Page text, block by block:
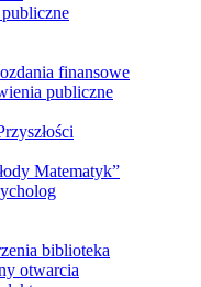
finansowe
publiczne
Matematyk”
biblioteka
otwarcia